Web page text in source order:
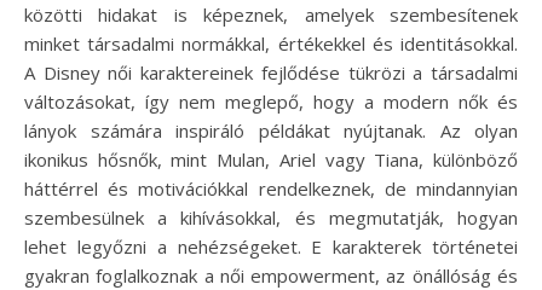
közötti hidakat is képeznek, amelyek szembesítenek
minket társadalmi normákkal, értékekkel és identitásokkal.
A Disney női karaktereinek fejlődése tükrözi a társadalmi
változásokat, így nem meglepő, hogy a modern nők és
lányok számára inspiráló példákat nyújtanak. Az olyan
ikonikus hősnők, mint Mulan, Ariel vagy Tiana, különböző
háttérrel és motivációkkal rendelkeznek, de mindannyian
szembesülnek a kihívásokkal, és megmutatják, hogyan
lehet legyőzni a nehézségeket. E karakterek történetei
gyakran foglalkoznak a női empowerment, az önállóság és